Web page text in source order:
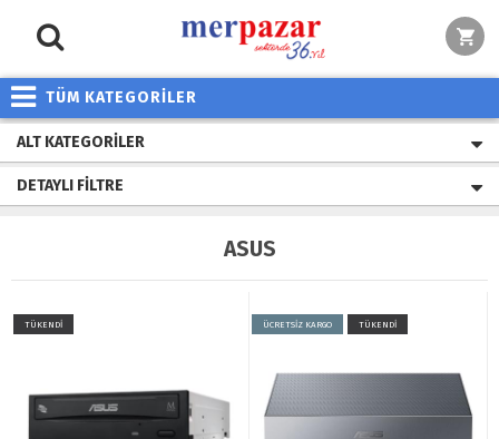
TÜM KATEGORİLER
ALT KATEGORILER
DETAYLI FILTRE
ASUS
TÜKENDİ ÜCRETSİZ KARGO TÜKENDİ